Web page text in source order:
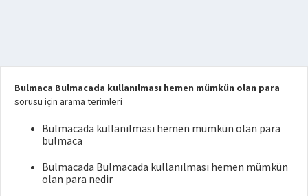
Bulmaca Bulmacada kullanılması hemen mümkün olan para
sorusu için arama terimleri
Bulmacada kullanılması hemen mümkün olan para
bulmaca
Bulmacada Bulmacada kullanılması hemen mümkün
olan para nedir